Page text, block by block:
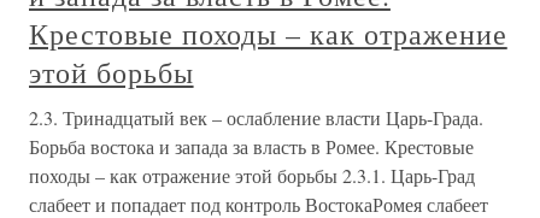
Крестовые походы – как отражение
этой борьбы
2.3. Тринадцатый век – ослабление власти Царь-Града.
Борьба востока и запада за власть в Ромее. Крестовые
походы – как отражение этой борьбы 2.3.1. Царь-Град
слабеет и попадает под контроль ВостокаРомея слабеет